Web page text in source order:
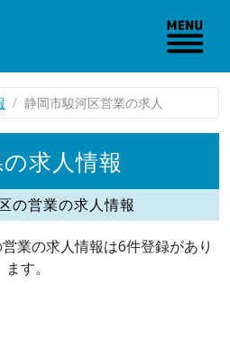
静岡市駿河区営業の求人
求人情報
の営業の求人情報
業の求人情報は6件登録があり
ます。